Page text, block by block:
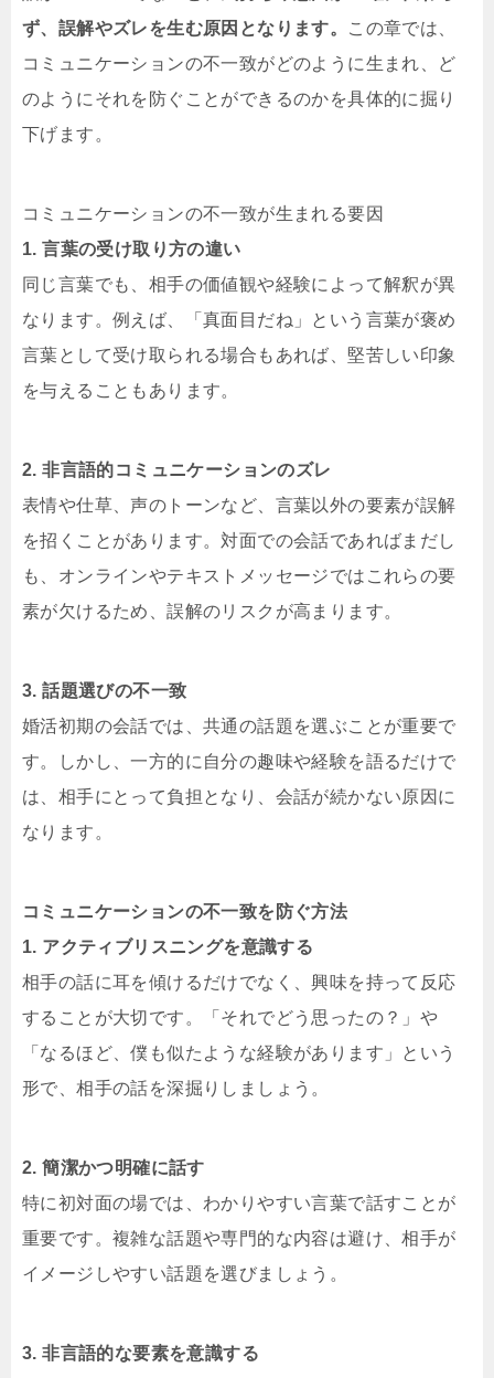
ず、誤解やズレを生む原因となります。
この章では、
コミュニケーションの不一致がどのように生まれ、ど
のようにそれを防ぐことができるのかを具体的に掘り
下げます。
コミュニケーションの不一致が生まれる要因
1. 言葉の受け取り方の違い
同じ言葉でも、相手の価値観や経験によって解釈が異
なります。例えば、「真面目だね」という言葉が褒め
言葉として受け取られる場合もあれば、堅苦しい印象
を与えることもあります。
2. 非言語的コミュニケーションのズレ
表情や仕草、声のトーンなど、言葉以外の要素が誤解
を招くことがあります。対面での会話であればまだし
も、オンラインやテキストメッセージではこれらの要
素が欠けるため、誤解のリスクが高まります。
3. 話題選びの不一致
婚活初期の会話では、共通の話題を選ぶことが重要で
す。しかし、一方的に自分の趣味や経験を語るだけで
は、相手にとって負担となり、会話が続かない原因に
なります。
コミュニケーションの不一致を防ぐ方法
1. アクティブリスニングを意識する
相手の話に耳を傾けるだけでなく、興味を持って反応
することが大切です。「それでどう思ったの？」や
「なるほど、僕も似たような経験があります」という
形で、相手の話を深掘りしましょう。
2. 簡潔かつ明確に話す
特に初対面の場では、わかりやすい言葉で話すことが
重要です。複雑な話題や専門的な内容は避け、相手が
イメージしやすい話題を選びましょう。
3. 非言語的な要素を意識する